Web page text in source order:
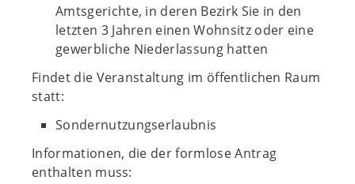
Amtsgerichte, in deren Bezirk Sie in den
letzten 3 Jahren einen Wohnsitz oder eine
gewerbliche Niederlassung hatten
Findet die Veranstaltung im öffentlichen Raum
statt:
Sondernutzungserlaubnis
Informationen, die der formlose Antrag
enthalten muss: